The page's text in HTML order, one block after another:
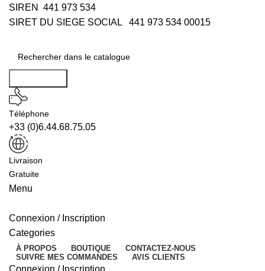
SIREN 441 973 534
SIRET DU SIEGE SOCIAL 441 973 534 00015
Téléphone
+33 (0)6.44.68.75.05
Livraison
Gratuite
Menu
Connexion / Inscription
Categories
À PROPOS BOUTIQUE
CONTACTEZ-NOUS
SUIVRE MES COMMANDES
AVIS CLIENTS
Connexion / Inscription